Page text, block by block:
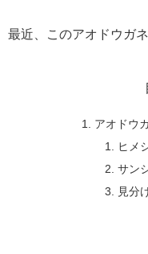
最近、このアオドウガ
アオドウ
ヒメ
サン
見分